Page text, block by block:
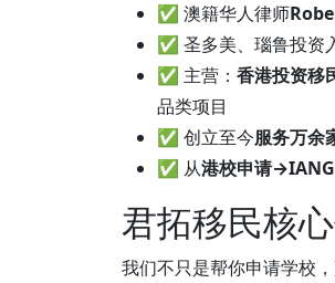
✅ 澳籍华人律师
✅ 圣多美、瑙鲁投资
✅ 主营： 香港投资移
品类项目
✅ 创立至今服务万余
✅ 从港校申请
君拓移民核
我们不只是帮你申请学校